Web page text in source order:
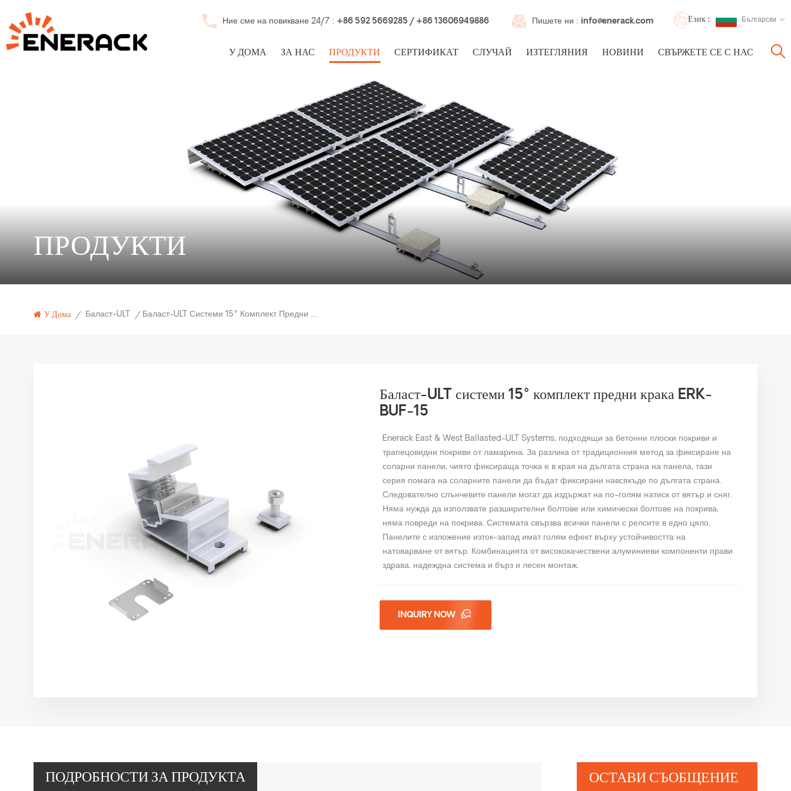
Ние сме на повикване 24/7 : +86 592 5669285 / +86 13606949886 Пишете ни : info@enerack.com Език : Български
У ДОМА ЗА НАС ПРОДУКТИ СЕРТИФИКАТ СЛУЧАЙ ИЗТЕГЛЯНИЯ НОВИНИ СВЪРЖЕТЕ СЕ С НАС
ПРОДУКТИ
У Дома / Баласт-ULT / Баласт-ULT Системи 15° Комплект Предни Крака ERK-BUF-15
Баласт-ULT системи 15° комплект предни крака ERK-
BUF-15
Enerack East & West Ballasted-ULT Systems, подходящи за бетонни плоски покриви и
трапецовидни покриви от ламарина. За разлика от традиционния метод за фиксиране на
соларни панели, чиято фиксираща точка е в края на дългата страна на панела, тази
серия помага на соларните панели да бъдат фиксирани навсякъде по дългата страна.
Следователно слънчевите панели могат да издържат на по-голям натиск от вятър и сняг.
Няма нужда да използвате разширителни болтове или химически болтове на покрива,
няма повреди на покрива. Системата свързва всички панели с релсите в едно цяло.
Панелите с изложение изток-запад имат голям ефект върху устойчивостта на
натоварване от вятър. Комбинацията от висококачествени алуминиеви компоненти прави
здрава, надеждна система и бърз и лесен монтаж.
INQUIRY NOW
ПОДРОБНОСТИ ЗА ПРОДУКТА ОСТАВИ СЪОБЩЕНИЕ